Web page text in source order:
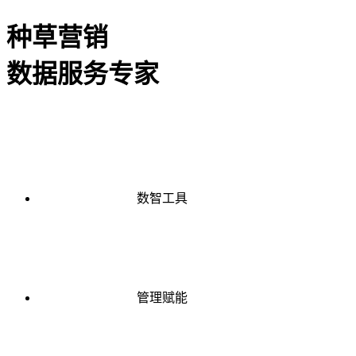
种草营销
数据服务专家
数智工具
管理赋能